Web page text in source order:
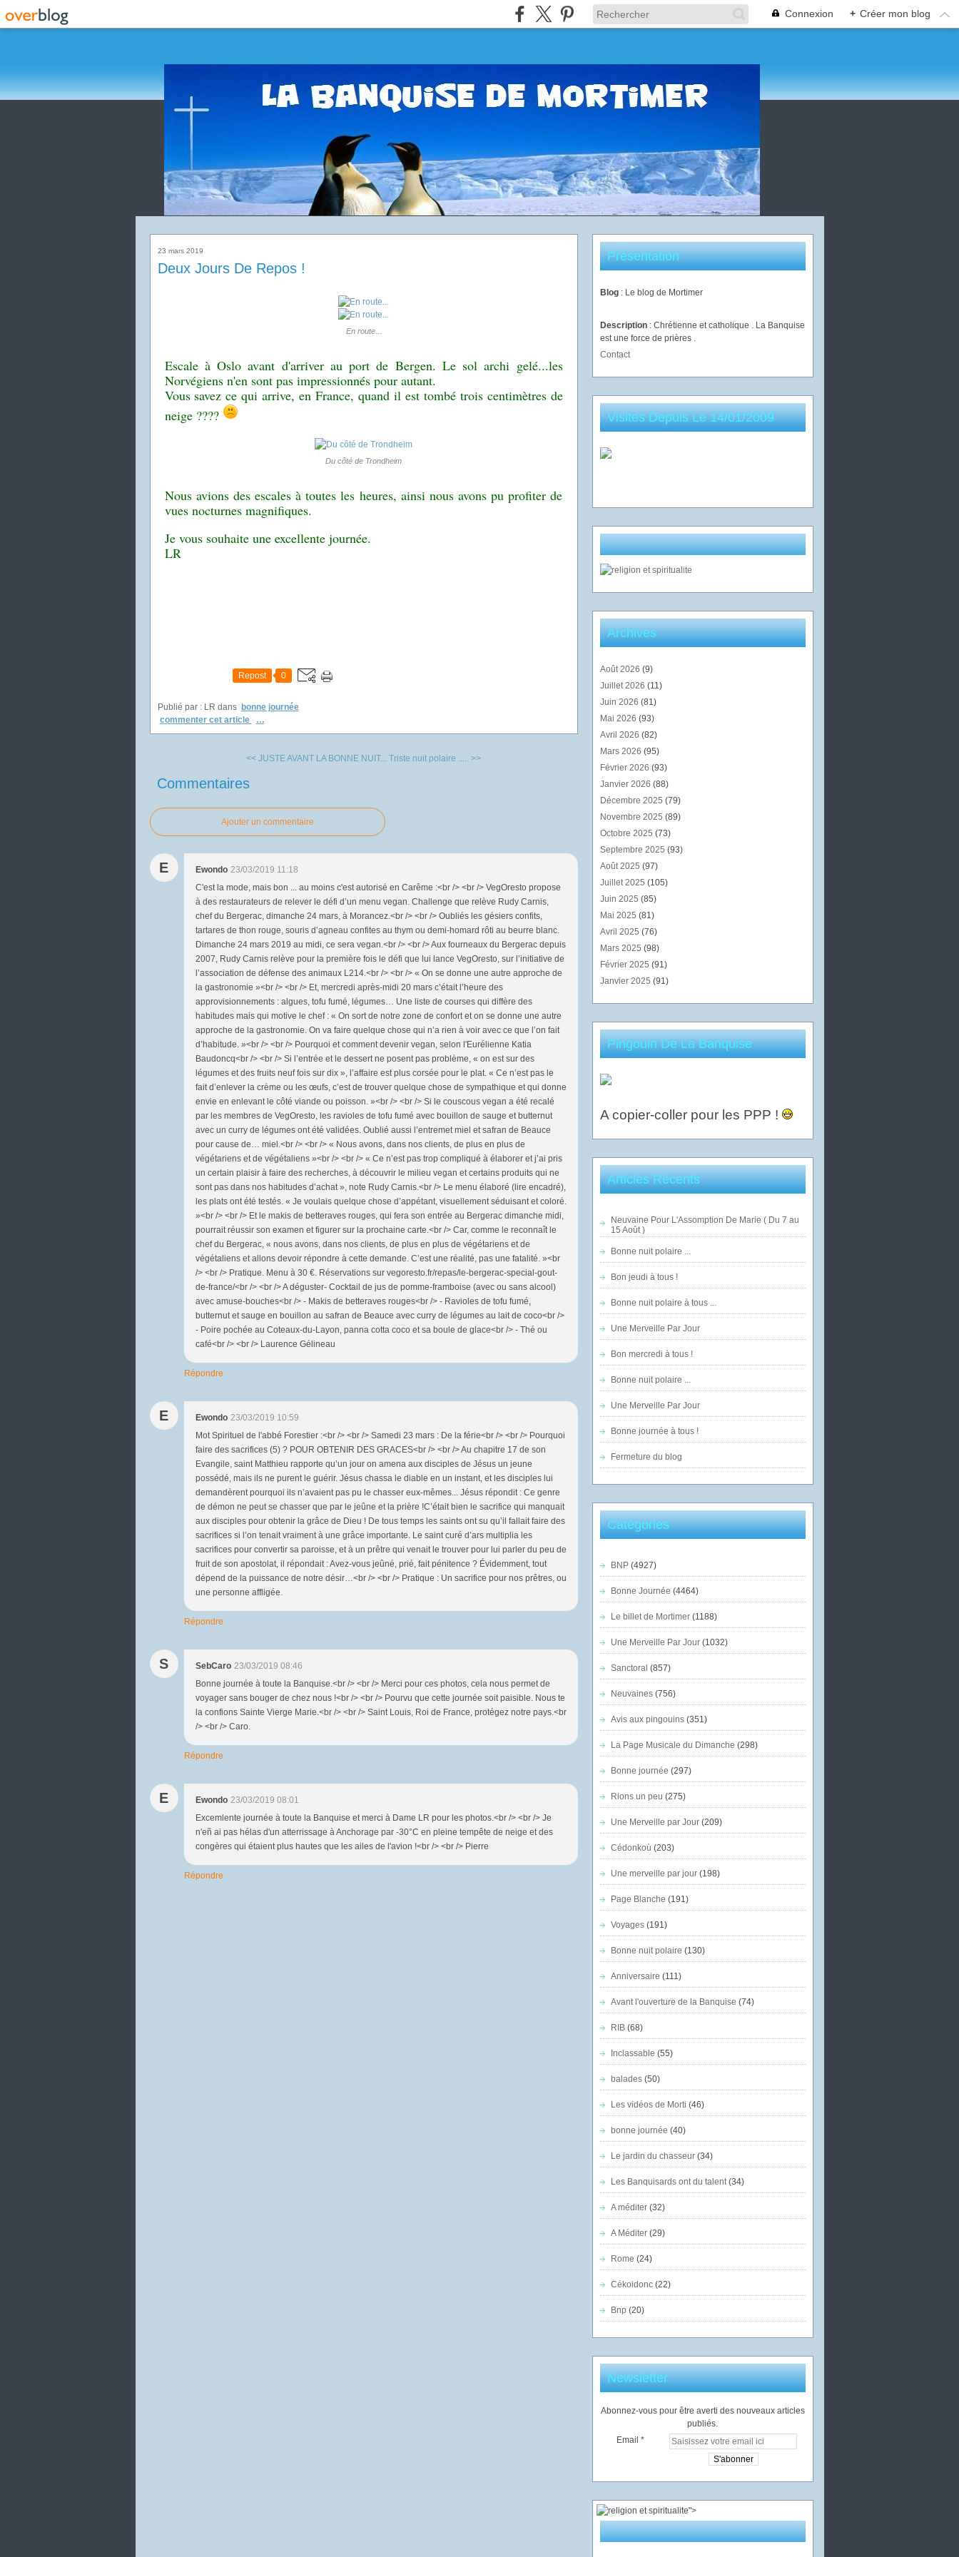
Connexion + Créer mon blog
23 mars 2019
Deux Jours De Repos !
En route...
Escale à Oslo avant d'arriver au port de Bergen. Le sol archi gelé...les
Norvégiens n'en sont pas impressionnés pour autant.
Vous savez ce qui arrive, en France, quand il est tombé trois centimètres de
neige ????
Du côté de Trondheim
Nous avions des escales à toutes les heures, ainsi nous avons pu profiter de
vues nocturnes magnifiques.
Je vous souhaite une excellente journée.
LR
Repost 0
Publié par : LR dans bonne journée
commenter cet article
…
<< JUSTE AVANT LA BONNE NUIT... Triste nuit polaire ..... >>
Commentaires
Ajouter un commentaire
E Ewondo 23/03/2019 11:18
C'est la mode, mais bon ... au moins c'est autorisé en Carême :<br /> <br /> VegOresto propose
à des restaurateurs de relever le défi d’un menu vegan. Challenge que relève Rudy Carnis,
chef du Bergerac, dimanche 24 mars, à Morancez.<br /> <br /> Oubliés les gésiers confits,
tartares de thon rouge, souris d’agneau confites au thym ou demi-homard rôti au beurre blanc.
Dimanche 24 mars 2019 au midi, ce sera vegan.<br /> <br /> Aux fourneaux du Bergerac depuis
2007, Rudy Carnis relève pour la première fois le défi que lui lance VegOresto, sur l’initiative de
l’association de défense des animaux L214.<br /> <br /> « On se donne une autre approche de
la gastronomie »<br /> <br /> Et, mercredi après-midi 20 mars c’était l’heure des
approvisionnements : algues, tofu fumé, légumes… Une liste de courses qui diffère des
habitudes mais qui motive le chef : « On sort de notre zone de confort et on se donne une autre
approche de la gastronomie. On va faire quelque chose qui n’a rien à voir avec ce que l’on fait
d’habitude. »<br /> <br /> Pourquoi et comment devenir vegan, selon l'Eurélienne Katia
Baudoncq<br /> <br /> Si l’entrée et le dessert ne posent pas problème, « on est sur des
légumes et des fruits neuf fois sur dix », l’affaire est plus corsée pour le plat. « Ce n’est pas le
fait d’enlever la crème ou les œufs, c’est de trouver quelque chose de sympathique et qui donne
envie en enlevant le côté viande ou poisson. »<br /> <br /> Si le couscous vegan a été recalé
par les membres de VegOresto, les ravioles de tofu fumé avec bouillon de sauge et butternut
avec un curry de légumes ont été validées. Oublié aussi l’entremet miel et safran de Beauce
pour cause de… miel.<br /> <br /> « Nous avons, dans nos clients, de plus en plus de
végétariens et de végétaliens »<br /> <br /> « Ce n’est pas trop compliqué à élaborer et j’ai pris
un certain plaisir à faire des recherches, à découvrir le milieu vegan et certains produits qui ne
sont pas dans nos habitudes d’achat », note Rudy Carnis.<br /> Le menu élaboré (lire encadré),
les plats ont été testés. « Je voulais quelque chose d’appétant, visuellement séduisant et coloré.
»<br /> <br /> Et le makis de betteraves rouges, qui fera son entrée au Bergerac dimanche midi,
pourrait réussir son examen et figurer sur la prochaine carte.<br /> Car, comme le reconnaît le
chef du Bergerac, « nous avons, dans nos clients, de plus en plus de végétariens et de
végétaliens et allons devoir répondre à cette demande. C’est une réalité, pas une fatalité. »<br
/> <br /> Pratique. Menu à 30 €. Réservations sur vegoresto.fr/repas/le-bergerac-special-gout-
de-france/<br /> <br /> A déguster- Cocktail de jus de pomme-framboise (avec ou sans alcool)
avec amuse-bouches<br /> - Makis de betteraves rouges<br /> - Ravioles de tofu fumé,
butternut et sauge en bouillon au safran de Beauce avec curry de légumes au lait de coco<br />
- Poire pochée au Coteaux-du-Layon, panna cotta coco et sa boule de glace<br /> - Thé ou
café<br /> <br /> Laurence Gélineau
Répondre
E Ewondo 23/03/2019 10:59
Mot Spirituel de l'abbé Forestier :<br /> <br /> Samedi 23 mars : De la férie<br /> <br /> Pourquoi
faire des sacrifices (5) ? POUR OBTENIR DES GRACES<br /> <br /> Au chapitre 17 de son
Evangile, saint Matthieu rapporte qu’un jour on amena aux disciples de Jésus un jeune
possédé, mais ils ne purent le guérir. Jésus chassa le diable en un instant, et les disciples lui
demandèrent pourquoi ils n’avaient pas pu le chasser eux-mêmes... Jésus répondit : Ce genre
de démon ne peut se chasser que par le jeûne et la prière !C’était bien le sacrifice qui manquait
aux disciples pour obtenir la grâce de Dieu ! De tous temps les saints ont su qu’il fallait faire des
sacrifices si l’on tenait vraiment à une grâce importante. Le saint curé d’ars multiplia les
sacrifices pour convertir sa paroisse, et à un prêtre qui venait le trouver pour lui parler du peu de
fruit de son apostolat, il répondait : Avez-vous jeûné, prié, fait pénitence ? Évidemment, tout
dépend de la puissance de notre désir…<br /> <br /> Pratique : Un sacrifice pour nos prêtres, ou
une personne affligée.
Répondre
S SebCaro 23/03/2019 08:46
Bonne journée à toute la Banquise.<br /> <br /> Merci pour ces photos, cela nous permet de
voyager sans bouger de chez nous !<br /> <br /> Pourvu que cette journée soit paisible. Nous te
la confions Sainte Vierge Marie.<br /> <br /> Saint Louis, Roi de France, protégez notre pays.<br
/> <br /> Caro.
Répondre
E Ewondo 23/03/2019 08:01
Excemlente journée à toute la Banquise et merci à Dame LR pour les photos.<br /> <br /> Je
n'eñ ai pas hélas d'un atterrissage à Anchorage par -30°C en pleine tempête de neige et des
congères qui étaient plus hautes que les ailes de l'avion !<br /> <br /> Pierre
Répondre
Présentation
Blog : Le blog de Mortimer
Description : Chrétienne et catholique . La Banquise
est une force de prières .
Contact
Visites Depuis Le 14/01/2009
Archives
Août 2026 (9)
Juillet 2026 (11)
Juin 2026 (81)
Mai 2026 (93)
Avril 2026 (82)
Mars 2026 (95)
Février 2026 (93)
Janvier 2026 (88)
Décembre 2025 (79)
Novembre 2025 (89)
Octobre 2025 (73)
Septembre 2025 (93)
Août 2025 (97)
Juillet 2025 (105)
Juin 2025 (85)
Mai 2025 (81)
Avril 2025 (76)
Mars 2025 (98)
Février 2025 (91)
Janvier 2025 (91)
Pingouin De La Banquise
A copier-coller pour les PPP !
Articles Récents
Neuvaine Pour L'Assomption De Marie ( Du 7 au
15 Août )
Bonne nuit polaire ...
Bon jeudi à tous !
Bonne nuit polaire à tous ...
Une Merveille Par Jour
Bon mercredi à tous !
Bonne nuit polaire ...
Une Merveille Par Jour
Bonne journée à tous !
Fermeture du blog
Catégories
BNP(4927)
Bonne Journée (4464)
Le billet de Mortimer(1188)
Une Merveille Par Jour(1032)
Sanctoral (857)
Neuvaines(756)
Avis aux pingouins(351)
La Page Musicale du Dimanche (298)
Bonne journée (297)
Rions un peu (275)
Une Merveille par Jour(209)
Cédonkoù (203)
Une merveille par jour(198)
Page Blanche (191)
Voyages(191)
Bonne nuit polaire (130)
Anniversaire (111)
Avant l'ouverture de la Banquise (74)
RIB(68)
Inclassable (55)
balades(50)
Les vidéos de Morti (46)
bonne journée (40)
Le jardin du chasseur(34)
Les Banquisards ont du talent(34)
A méditer(32)
A Méditer(29)
Rome (24)
Cékoidonc(22)
Bnp (20)
Newsletter
Abonnez-vous pour être averti des nouveaux articles
publiés.
Email
">